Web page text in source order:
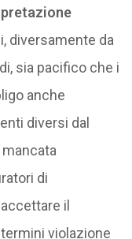
diversamente da
sia pacifico che i
anche
diversi dal
di
il
violazione